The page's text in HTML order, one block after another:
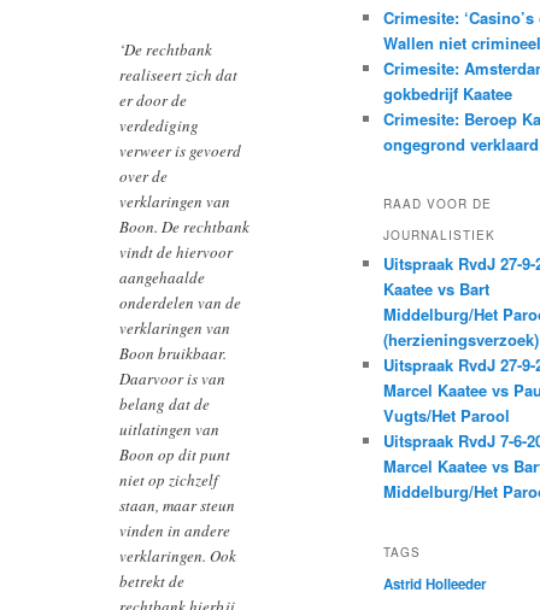
‘De rechtbank
realiseert zich dat
er door de
verdediging
verweer is gevoerd
over de
verklaringen van
Boon. De rechtbank
vindt de hiervoor
aangehaalde
onderdelen van de
verklaringen van
Boon bruikbaar.
Daarvoor is van
belang dat de
uitlatingen van
Boon op dit punt
niet op zichzelf
staan, maar steun
vinden in andere
verklaringen. Ook
betrekt de
Crimesite: ‘Casino’s
Wallen niet
Crimesite:
gokbedrijf Kaatee
Crimesite: Beroep
ongegrond verklaard
RAAD VOOR DE
JOURNALISTIEK
Uitspraak RvdJ 27-9-
Kaatee vs Bart
Middelburg/Het
(herzieningsverzoek)
Uitspraak RvdJ 27-9-
Marcel Kaatee vs
Vugts/Het Parool
Uitspraak RvdJ 7-6-
Marcel Kaatee vs
Middelburg/Het
TAGS
Astrid Holleeder